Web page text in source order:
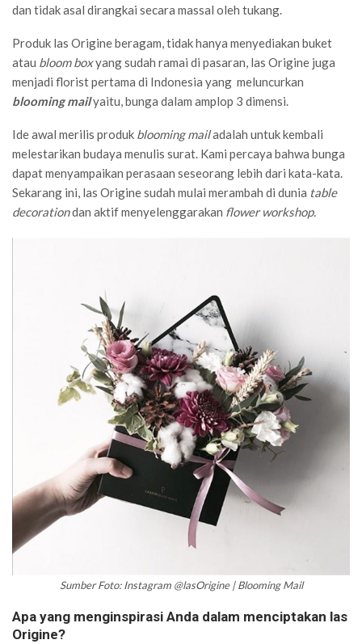
dan tidak asal dirangkai secara massal oleh tukang.
Produk las Origine beragam, tidak hanya menyediakan buket
atau bloom boxyang sudah ramai di pasaran, las Origine juga
menjadi florist pertama di Indonesia yang meluncurkan
blooming mailyaitu, bunga dalam amplop 3 dimensi.
Ide awal merilis produk blooming mailadalah untuk kembali
melestarikan budaya menulis surat. Kami percaya bahwa bunga
dapat menyampaikan perasaan seseorang lebih dari kata-kata.
Sekarang ini, las Origine sudah mulai merambah di dunia table
decorationdan aktif menyelenggarakan flower workshop.
Sumber Foto: Instagram @lasOrigine | Blooming Mail
Apa yang menginspirasi Anda dalam menciptakan las
Origine?